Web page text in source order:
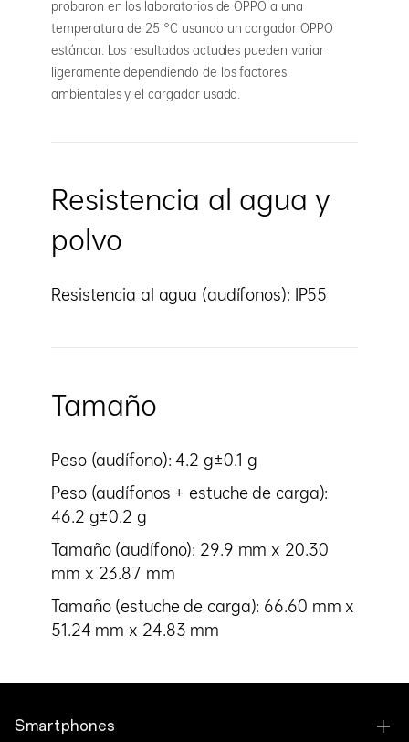
probaron en los laboratorios de OPPO a una
temperatura de 25 °C usando un cargador OPPO
estándar. Los resultados actuales pueden variar
ligeramente dependiendo de los factores
ambientales y el cargador usado.
Resistencia al agua y
polvo
Resistencia al agua (audífonos): IP55
Tamaño
Peso (audífono): 4.2 g±0.1 g
Peso (audífonos + estuche de carga):
46.2 g±0.2 g
Tamaño (audífono): 29.9 mm x 20.30
mm x 23.87 mm
Tamaño (estuche de carga): 66.60 mm x
51.24 mm x 24.83 mm
Smartphones